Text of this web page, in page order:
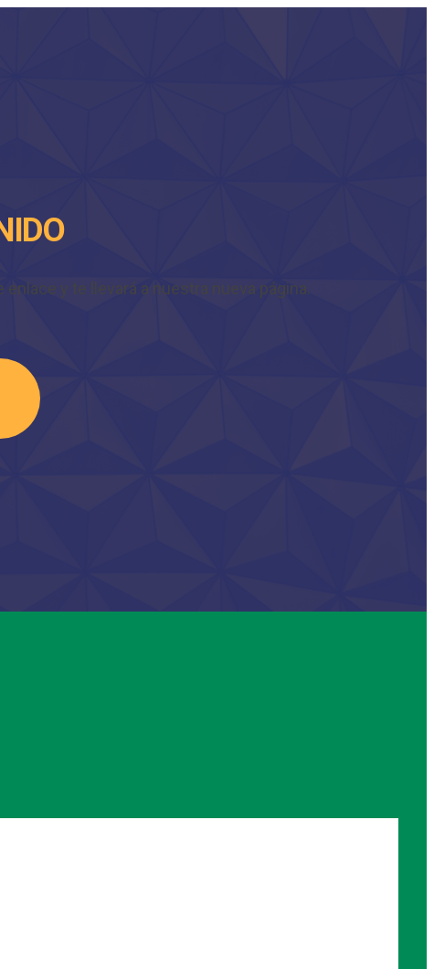
y te llevará a nuestra nueva página.